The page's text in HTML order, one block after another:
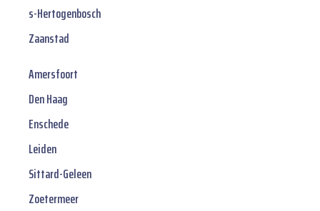
s-Hertogenbosch
Zaanstad
Amersfoort
Den Haag
Enschede
Leiden
Sittard-Geleen
Zoetermeer